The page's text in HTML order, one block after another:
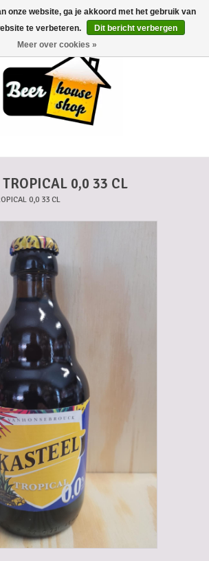
0 Artikelen - €0,00
0,0 33 CL
0,0 33 CL
onze website, ga je akkoord met het gebruik van
te verbeteren.
Dit bericht verbergen
Meer over cookies »